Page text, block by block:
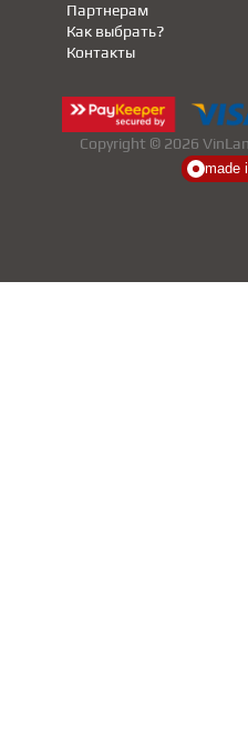
Партнерам
Как выбрать?
Контакты
Copyright © 2026
made